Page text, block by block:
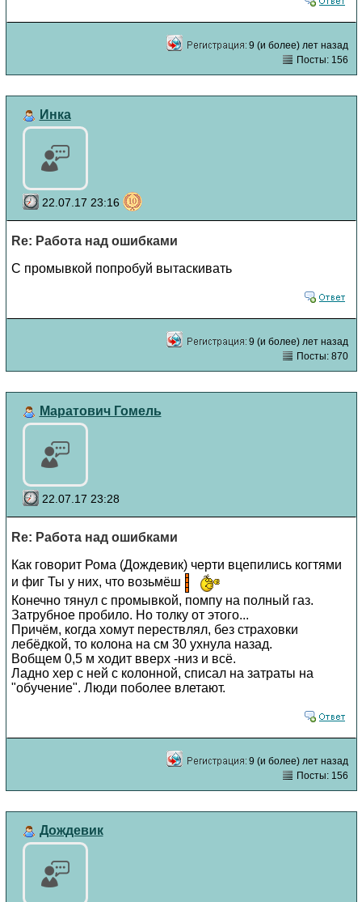
9 (и более) лет назад
Посты: 156
Инка
22.07.17 23:16
Re: Работа над ошибками
С промывкой попробуй вытаскивать
9 (и более) лет назад
Посты: 870
Маратович Гомель
22.07.17 23:28
Re: Работа над ошибками
Как говорит Рома (Дождевик) черти вцепились когтями
и фиг Ты у них, что возьмёш
Конечно тянул с промывкой, помпу на полный газ.
Затрубное пробило. Но толку от этого...
Причём, когда хомут перествлял, без страховки
лебёдкой, то колона на см 30 ухнула назад.
Вобщем 0,5 м ходит вверх -низ и всё.
Ладно хер с ней с колонной, списал на затраты на
"обучение". Люди поболее влетают.
9 (и более) лет назад
Посты: 156
Дождевик